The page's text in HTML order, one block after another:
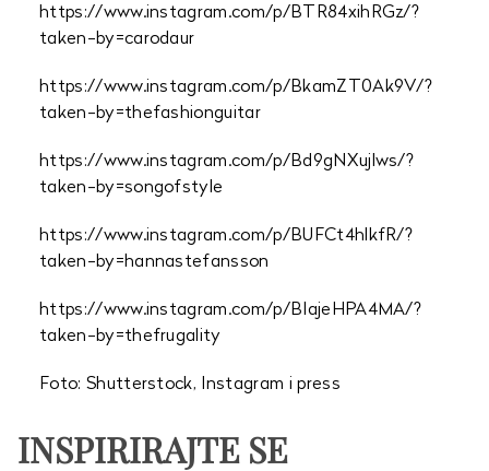
https://www.instagram.com/p/BTR84xihRGz/?
taken-by=carodaur
https://www.instagram.com/p/BkamZT0Ak9V/?
taken-by=thefashionguitar
https://www.instagram.com/p/Bd9gNXujlws/?
taken-by=songofstyle
https://www.instagram.com/p/BUFCt4hlkfR/?
taken-by=hannastefansson
https://www.instagram.com/p/BIajeHPA4MA/?
taken-by=thefrugality
Foto: Shutterstock, Instagram i press
INSPIRIRAJTE SE